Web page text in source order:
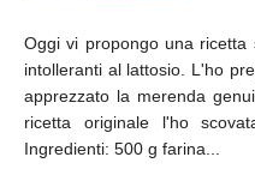
Oggi vi propongo una
intolleranti al lattosio. L'ho
apprezzato la merenda
ricetta originale l'ho
Ingredienti: 500 g farina...